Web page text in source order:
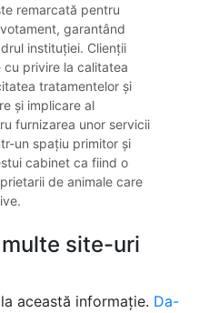
remarcată pentru
garantând
instituției. Clienții
privire la calitatea
tratamentelor și
și implicare al
furnizarea unor servicii
un spațiu primitor și
cabinet ca fiind o
de animale care
site-uri
această informație. Da-